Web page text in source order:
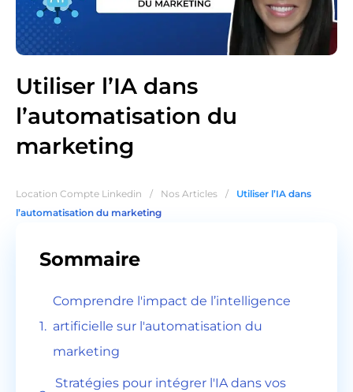
Utiliser l’IA dans
l’automatisation du
marketing
Location Compte Linkedin / Nos Articles /
Utiliser l’IA dans
l’automatisation du marketing
Sommaire
Comprendre l'impact de l’intelligence
artificielle sur l'automatisation du
marketing
Stratégies pour intégrer l'IA dans vos